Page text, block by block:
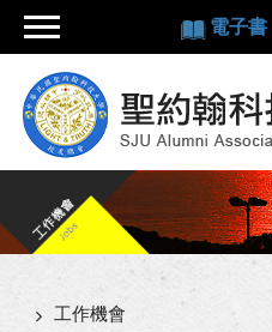
電子書
工作機會